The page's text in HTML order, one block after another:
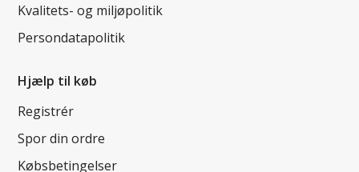
Kvalitets- og miljøpolitik
Persondatapolitik
Hjælp til køb
Registrér
Spor din ordre
Købsbetingelser